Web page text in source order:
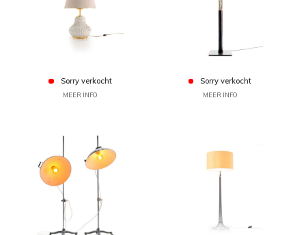
Sorry verkocht
MEER INFO
Sorry verkocht
MEER INFO